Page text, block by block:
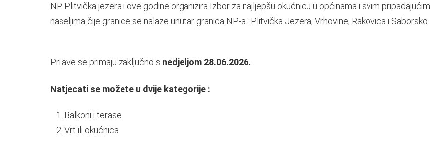
NP Plitvička jezera i ove godine organizira Izbor za najljepšu okućnicu u općinama i svim pripadajućim
naseljima čije granice se nalaze unutar granica NP-a : Plitvička Jezera, Vrhovine, Rakovica i Saborsko.
Prijave se primaju zaključno s nedjeljom 28.06.2026.
Natjecati se možete u dvije kategorije :
Balkoni i terase
Vrt ili okućnica